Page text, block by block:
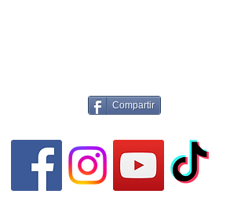
Compartir